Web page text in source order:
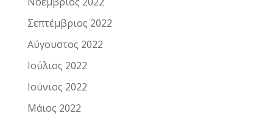
Σεπτέμβριος 2022
Αύγουστος 2022
Ιούλιος 2022
Ιούνιος 2022
Μάιος 2022